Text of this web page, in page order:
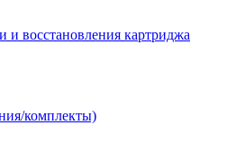
и восстановления картриджа
комплекты)